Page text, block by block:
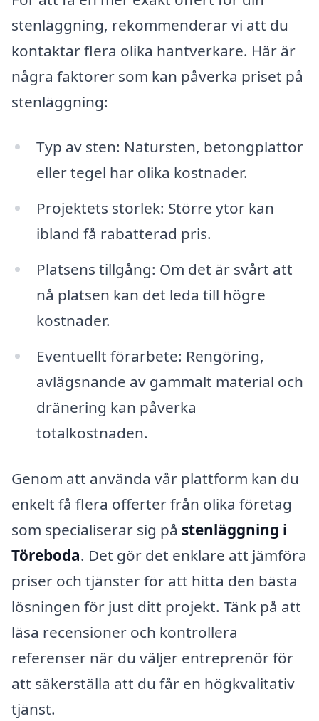
stenläggning, rekommenderar vi att du
kontaktar flera olika hantverkare. Här är
några faktorer som kan påverka priset på
stenläggning:
Typ av sten: Natursten, betongplattor
eller tegel har olika kostnader.
Projektets storlek: Större ytor kan
ibland få rabatterad pris.
Platsens tillgång: Om det är svårt att
nå platsen kan det leda till högre
kostnader.
Eventuellt förarbete: Rengöring,
avlägsnande av gammalt material och
dränering kan påverka
totalkostnaden.
Genom att använda vår plattform kan du
enkelt få flera offerter från olika företag
som specialiserar sig på stenläggning i
Töreboda. Det gör det enklare att jämföra
priser och tjänster för att hitta den bästa
lösningen för just ditt projekt. Tänk på att
läsa recensioner och kontrollera
referenser när du väljer entreprenör för
att säkerställa att du får en högkvalitativ
tjänst.